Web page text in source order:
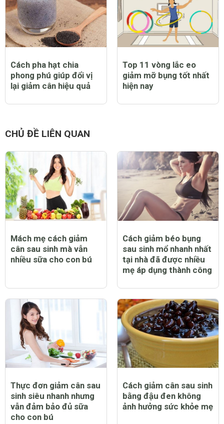
Cách pha hạt chia
phong phú giúp đổi vị
lại giảm cân hiệu quả
Top 11 vòng lắc eo
giảm mỡ bụng tốt nhất
hiện nay
CHỦ ĐỀ LIÊN QUAN
Mách mẹ cách giảm
cân sau sinh mà vẫn
nhiều sữa cho con bú
Cách giảm béo bụng
sau sinh mổ nhanh nhất
tại nhà đã được nhiều
mẹ áp dụng thành công
Thực đơn giảm cân sau
sinh siêu nhanh nhưng
vẫn đảm bảo đủ sữa
cho con bú
Cách giảm cân sau sinh
bằng đậu đen không
ảnh hưởng sức khỏe mẹ